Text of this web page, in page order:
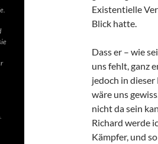
Existentielle
Blick hatte.
Dass er – wie
uns fehlt, ganz
jedoch in
wäre uns
nicht da sein
Richard werde
Kämpfer, und